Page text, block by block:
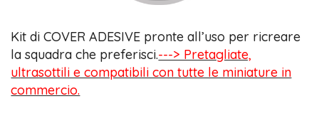
Kit di COVER ADESIVE pronte all’uso per ricreare
la squadra che preferisci.---> Pretagliate,
ultrasottili e compatibili con tutte le miniature in
commercio.